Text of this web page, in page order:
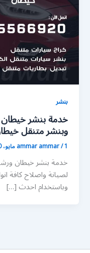
بنشر
وبنشر متنقل
ammar ammar/1 مايو، 2020
خدمة بنشر خيطان
لصيانة واصلاح كافة
وباستخدام احدث […]